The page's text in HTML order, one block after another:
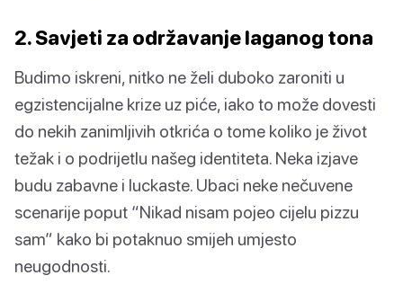
2. Savjeti za održavanje laganog tona
Budimo iskreni, nitko ne želi duboko zaroniti u
egzistencijalne krize uz piće, iako to može dovesti
do nekih zanimljivih otkrića o tome koliko je život
težak i o podrijetlu našeg identiteta. Neka izjave
budu zabavne i luckaste. Ubaci neke nečuvene
scenarije poput “Nikad nisam pojeo cijelu pizzu
sam” kako bi potaknuo smijeh umjesto
neugodnosti.